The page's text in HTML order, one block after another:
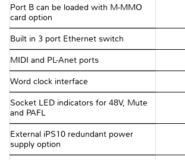
Port B can be loaded with M-MMO
card option
Built in 3 port Ethernet switch
MIDI and PL-Anet ports
Word clock interface
Socket LED indicators for 48V, Mute
and PAFL
External iPS10 redundant power
supply option